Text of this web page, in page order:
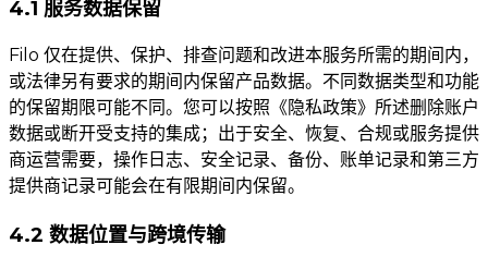
4.1 服务数据保留
Filo 仅在提供、保护、排查问题和改进本服务所需的期间内，
或法律另有要求的期间内保留产品数据。不同数据类型和功能
的保留期限可能不同。您可以按照《隐私政策》所述删除账户
数据或断开受支持的集成；出于安全、恢复、合规或服务提供
商运营需要，操作日志、安全记录、备份、账单记录和第三方
提供商记录可能会在有限期间内保留。
4.2 数据位置与跨境传输